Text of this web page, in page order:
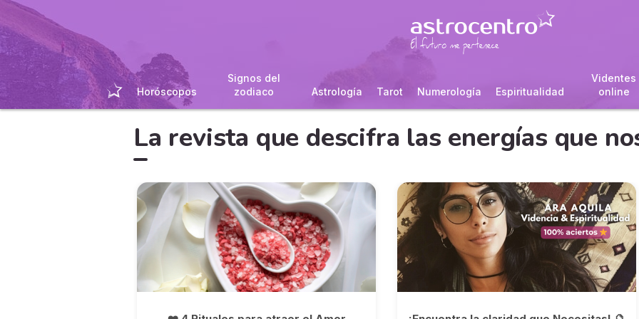
Horóscopos
Signos del
zodiaco
Astrología Tarot Numerología Espiritualidad
Videntes
online
La revista que descifra las energías que